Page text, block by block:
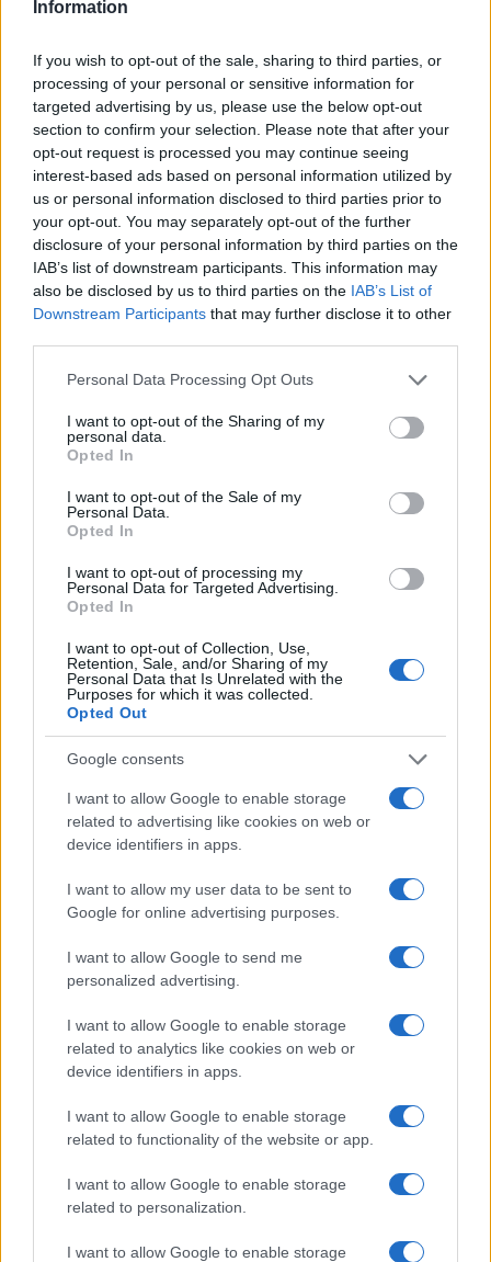
Information
If you wish to opt-out of the sale, sharing to third parties, or
processing of your personal or sensitive information for
targeted advertising by us, please use the below opt-out
section to confirm your selection. Please note that after your
opt-out request is processed you may continue seeing
interest-based ads based on personal information utilized by
us or personal information disclosed to third parties prior to
your opt-out. You may separately opt-out of the further
disclosure of your personal information by third parties on the
IAB’s list of downstream participants. This information may
also be disclosed by us to third parties on the IAB’s List of
Downstream Participants that may further disclose it to other
Please note that this website/app uses one or more Google
not limited to your visit or usage behaviour. You may click to
grant or deny consent to Google and its third-party tags to
use your data for below specified purposes in below Google
consent section.
Personal Data Processing Opt Outs
I want to opt-out of the Sharing of my
personal data.
Opted In
I want to opt-out of the Sale of my
Personal Data.
Opted In
I want to opt-out of processing my
Personal Data for Targeted Advertising.
Opted In
I want to opt-out of Collection, Use,
Retention, Sale, and/or Sharing of my
Personal Data that Is Unrelated with the
Purposes for which it was collected.
Opted Out
Google consents
I want to allow Google to enable storage
related to advertising like cookies on web or
device identifiers in apps.
I want to allow my user data to be sent to
Google for online advertising purposes.
I want to allow Google to send me
personalized advertising.
I want to allow Google to enable storage
related to analytics like cookies on web or
device identifiers in apps.
I want to allow Google to enable storage
related to functionality of the website or app.
I want to allow Google to enable storage
related to personalization.
I want to allow Google to enable storage
un’esperienza da non perdere per gli appassionati
AUTORE
AiAdhubMedia
Continua a leggere
accuse e i dettagli
Alessandro Tassinari · 7 Ago 2026
NEWS